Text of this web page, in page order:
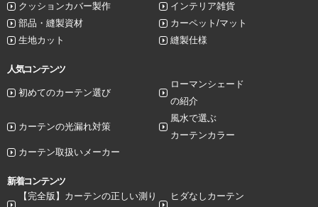
クッションカバー製作
インテリア雑貨
部品・縫製資材
カーペット/マット
生地カット
縫製仕様
人気コンテンツ
初めてのカーテン選び
ローマンシェード
の紹介
カーテンの光漏れ対策
風水で選ぶ
カーテンカラー
カーテン取扱いメーカー
新着コンテンツ
【完全版】カーテンの正しい測り
ヒダなしカーテン